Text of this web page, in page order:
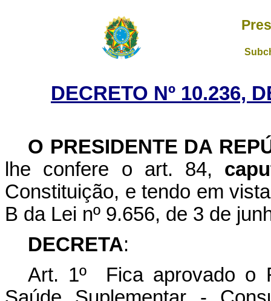
DECRETO Nº 10.236,
O PRESIDENTE DA
lhe confere o art. 84,
Constituição, e tendo em
B da Lei nº 9.656, de 3 de
DECRETA:
Art. 1º Fica aprovado o